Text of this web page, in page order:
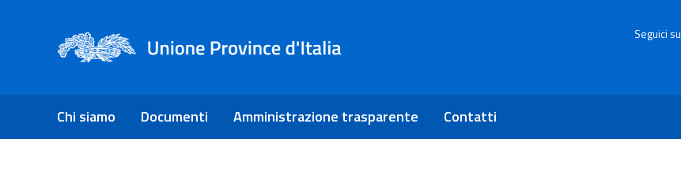
Seguici su
Chi siamo Documenti Amministrazione trasparente Contatti